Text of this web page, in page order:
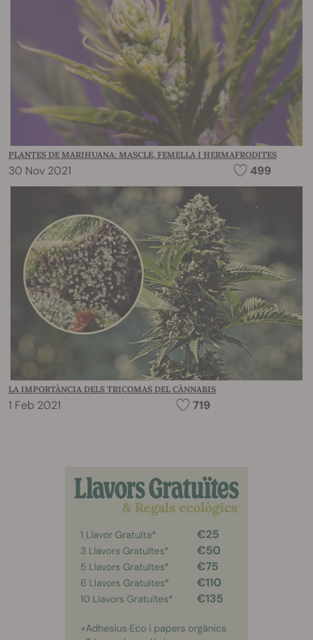
PLANTES DE MARIHUANA: MASCLE, FEMELLA I HERMAFRODITES
30 Nov 2021 499
LA IMPORTÀNCIA DELS TRICOMAS DEL CÀNNABIS
1 Feb 2021 719